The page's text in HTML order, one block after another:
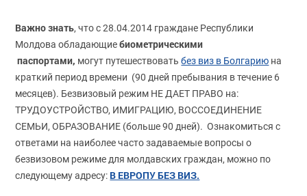
Важно знать, что с 28.04.2014 граждане Республики
Молдова обладающиебиометрическими
паспортами, могут путешествоватьбез виз в Болгарию на
краткий период времени (90 дней пребывания в течение 6
месяцев). Безвизовый режим НЕ ДАЕТ ПРАВО на:
ТРУДОУСТРОЙСТВО, ИМИГРАЦИЮ, ВОССОЕДИНЕНИЕ
СЕМЬИ, ОБРАЗОВАНИЕ (больше 90 дней). Oзнакомиться с
ответами на наиболее часто задаваемые вопросы о
безвизовом режиме для молдавских граждан, можно по
следующему адресу: В ЕВРОПУ БЕЗ ВИЗ.